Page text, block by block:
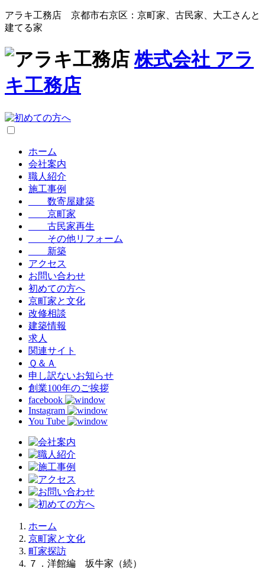
アラキ工務店 京都市右京区：京町家、古民家、大工さんと
建てる家
株式会社 アラ
キ工務店
ホーム
会社案内
職人紹介
施工事例
数寄屋建築
京町家
古民家再生
その他リフォーム
新築
アクセス
お問い合わせ
初めての方へ
京町家と文化
改修相談
建築情報
求人
関連サイト
Ｑ＆Ａ
申し訳ないお知らせ
創業100年のご挨拶
facebook
Instagram
You Tube
ホーム
京町家と文化
町家探訪
７．洋館編 坂牛家（続）